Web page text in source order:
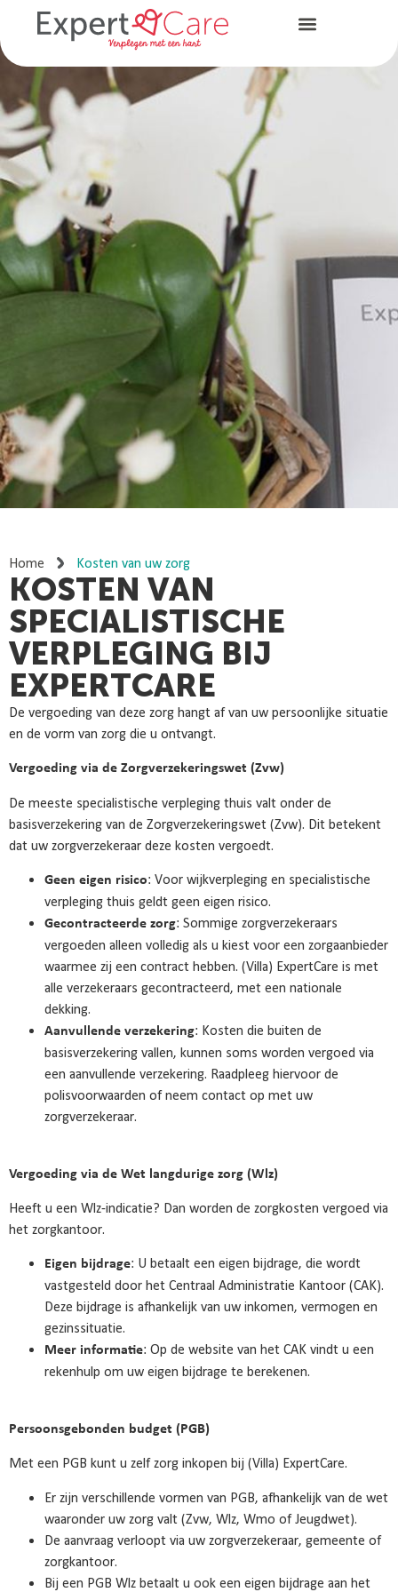
Home Kosten van uw zorg
KOSTEN VAN
SPECIALISTISCHE
VERPLEGING BIJ
EXPERTCARE
De vergoeding van deze zorg hangt af van uw persoonlijke situatie
en de vorm van zorg die u ontvangt.
Vergoeding via de Zorgverzekeringswet (Zvw)
De meeste specialistische verpleging thuis valt onder de
basisverzekering van de Zorgverzekeringswet (Zvw). Dit betekent
dat uw zorgverzekeraar deze kosten vergoedt.
Geen eigen risico: Voor wijkverpleging en specialistische
verpleging thuis geldt geen eigen risico.
Gecontracteerde zorg: Sommige zorgverzekeraars
vergoeden alleen volledig als u kiest voor een zorgaanbieder
waarmee zij een contract hebben. (Villa) ExpertCare is met
alle verzekeraars gecontracteerd, met een nationale
dekking.
Aanvullende verzekering: Kosten die buiten de
basisverzekering vallen, kunnen soms worden vergoed via
een aanvullende verzekering. Raadpleeg hiervoor de
polisvoorwaarden of neem contact op met uw
zorgverzekeraar.
Vergoeding via de Wet langdurige zorg (Wlz)
Heeft u een Wlz-indicatie? Dan worden de zorgkosten vergoed via
het zorgkantoor.
Eigen bijdrage: U betaalt een eigen bijdrage, die wordt
vastgesteld door het Centraal Administratie Kantoor (CAK).
Deze bijdrage is afhankelijk van uw inkomen, vermogen en
gezinssituatie.
Meer informatie: Op de website van het CAK vindt u een
rekenhulp om uw eigen bijdrage te berekenen.
Persoonsgebonden budget (PGB)
Met een PGB kunt u zelf zorg inkopen bij (Villa) ExpertCare.
Er zijn verschillende vormen van PGB, afhankelijk van de wet
waaronder uw zorg valt (Zvw, Wlz, Wmo of Jeugdwet).
De aanvraag verloopt via uw zorgverzekeraar, gemeente of
zorgkantoor.
Bij een PGB Wlz betaalt u ook een eigen bijdrage aan het